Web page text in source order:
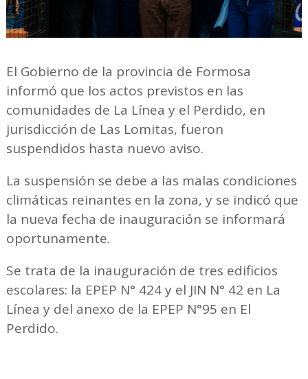
El Gobierno de la provincia de Formosa
informó que los actos previstos en las
comunidades de La Línea y el Perdido, en
jurisdicción de Las Lomitas, fueron
suspendidos hasta nuevo aviso.
La suspensión se debe a las malas condiciones
climáticas reinantes en la zona, y se indicó que
la nueva fecha de inauguración se informará
oportunamente.
Se trata de la inauguración de tres edificios
escolares: la EPEP N° 424 y el JIN N° 42 en La
Línea y del anexo de la EPEP N°95 en El
Perdido.